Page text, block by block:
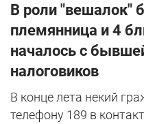
В роли "вешалок"
племянница и 4
началось с
налоговиков
В конце лета некий
телефону 189 в